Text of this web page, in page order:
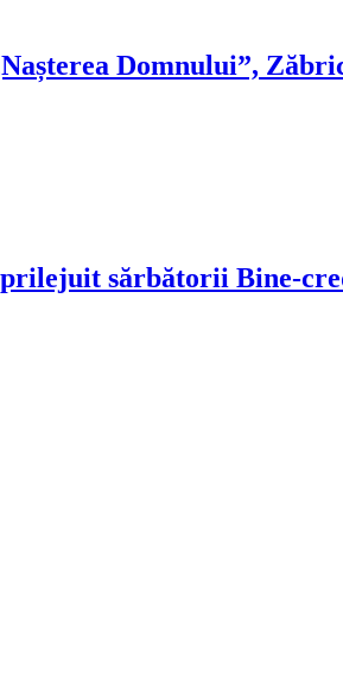
Domnului”,
prilejuit sărbătorii Bine-